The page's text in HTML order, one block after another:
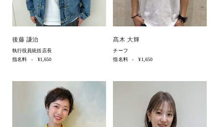
後藤 謙治
執行役員統括店長
指名料
¥1,650
髙木 大輝
チーフ
指名料
¥1,650